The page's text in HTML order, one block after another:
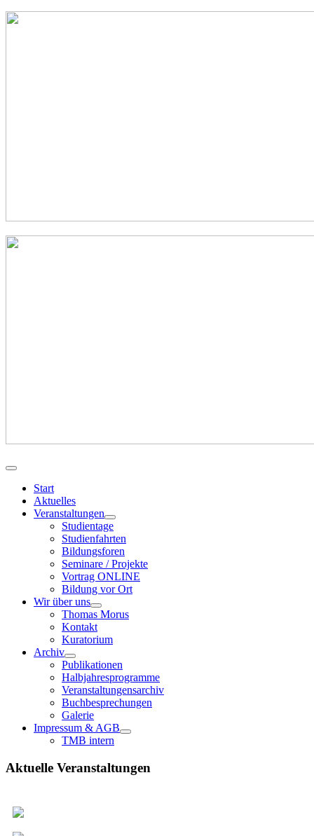
Start
Aktuelles
Veranstaltungen
Studientage
Studienfahrten
Bildungsforen
Seminare / Projekte
Vortrag ONLINE
Bildung vor Ort
Wir über uns
Thomas Morus
Kontakt
Kuratorium
Archiv
Publikationen
Halbjahresprogramme
Veranstaltungensarchiv
Buchbesprechungen
Galerie
Impressum & AGB
TMB intern
Aktuelle Veranstaltungen